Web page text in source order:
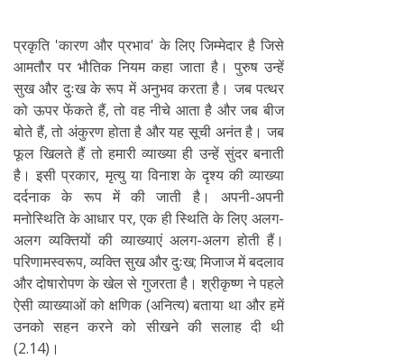
प्रकृति 'कारण और प्रभाव' के लिए जिम्मेदार है जिसे
आमतौर पर भौतिक नियम कहा जाता है। पुरुष उन्हें
सुख और दुःख के रूप में अनुभव करता है। जब पत्थर
को ऊपर फेंकते हैं, तो वह नीचे आता है और जब बीज
बोते हैं, तो अंकुरण होता है और यह सूची अनंत है। जब
फूल खिलते हैं तो हमारी व्याख्या ही उन्हें सुंदर बनाती
है। इसी प्रकार, मृत्यु या विनाश के दृश्य की व्याख्या
दर्दनाक के रूप में की जाती है। अपनी-अपनी
मनोस्थिति के आधार पर, एक ही स्थिति के लिए अलग-
अलग व्यक्तियों की व्याख्याएं अलग-अलग होती हैं।
परिणामस्वरूप, व्यक्ति सुख और दुःख; मिजाज में बदलाव
और दोषारोपण के खेल से गुजरता है। श्रीकृष्ण ने पहले
ऐसी व्याख्याओं को क्षणिक (अनित्य) बताया था और हमें
उनको सहन करने को सीखने की सलाह दी थी
(2.14)।